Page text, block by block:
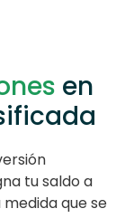
en
tu saldo a
que se